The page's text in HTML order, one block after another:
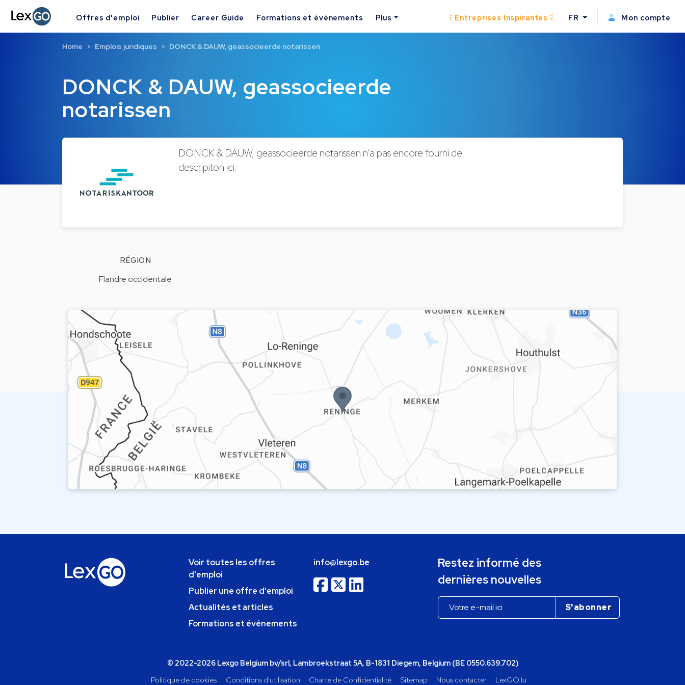
Offres d'emploi Publier Career Guide Formations et événements Plus Entreprises Inspirantes FR Mon compte
DONCK & DAUW, geassocieerde
notarissen
Home Emplois juridiques DONCK & DAUW, geassocieerde notarissen
DONCK & DAUW, geassocieerde notarissen n'a pas encore fourni de
descripiton ici.
RÉGION
Flandre occidentale
Voir toutes les offres
d'emploi
Publier une offre d'emploi
Actualités et articles
Formations et événements
info@lexgo.be
Restez informé des
dernières nouvelles
© 2022-2026 Lexgo Belgium bv/srl, Lambroekstraat 5A, B-1831 Diegem, Belgium (BE 0550.639.702)
Politique de cookies
Conditions d'utilisation Charte de Confidentialité Sitemap Nous contacter LexGO.lu